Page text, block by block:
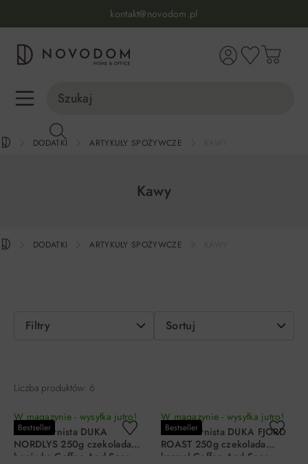
kontakt@novodom.pl
Dostawa z wniesieniem
30 dni na zwrot lub wymianę
98% zadowolonych klientów
DODATKI ARTYKUŁY SPOŻYWCZE
Kawy
DODATKI ARTYKUŁY SPOŻYWCZE
Filtry Sortuj
Liczba produktów: 6
Bestseller
W magazynie - wysyłka jutro!
Kawa ziarnista DUKA
NORDLYS 250g czekolada
borówka Coffee And Sons
Bestseller
W magazynie - wysyłka jutro!
Kawa ziarnista DUKA FJORD
ROAST 250g czekolada
karmel Coffee And Sons